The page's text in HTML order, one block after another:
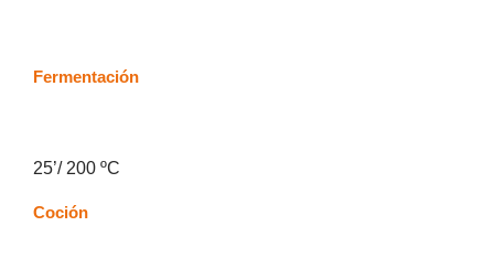
Fermentación
25’/ 200 ºC
Coción